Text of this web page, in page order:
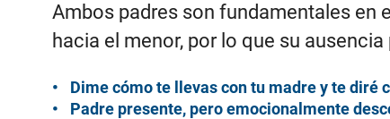
Ambos padres son fundamentales en
hacia el menor, por lo que su
Dime cómo te llevas con tu madre y te
Padre presente, pero emocionalmente